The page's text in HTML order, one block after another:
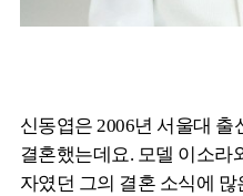
신동엽은 2006년 서울대 출
결혼했는데요. 모델 이소라
자였던 그의 결혼 소식에